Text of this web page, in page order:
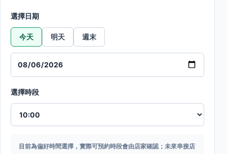
選擇日期
今天 明天 週末
選擇時段
目前為偏好時間選擇，實際可預約時段會由店家確認；未來串接店